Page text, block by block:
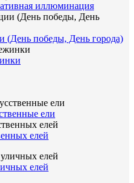
иллюминация
(День победы, День города)
ели
елей
елей